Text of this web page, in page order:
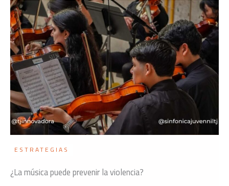
ESTRATEGIAS
¿La música puede prevenir la violencia?